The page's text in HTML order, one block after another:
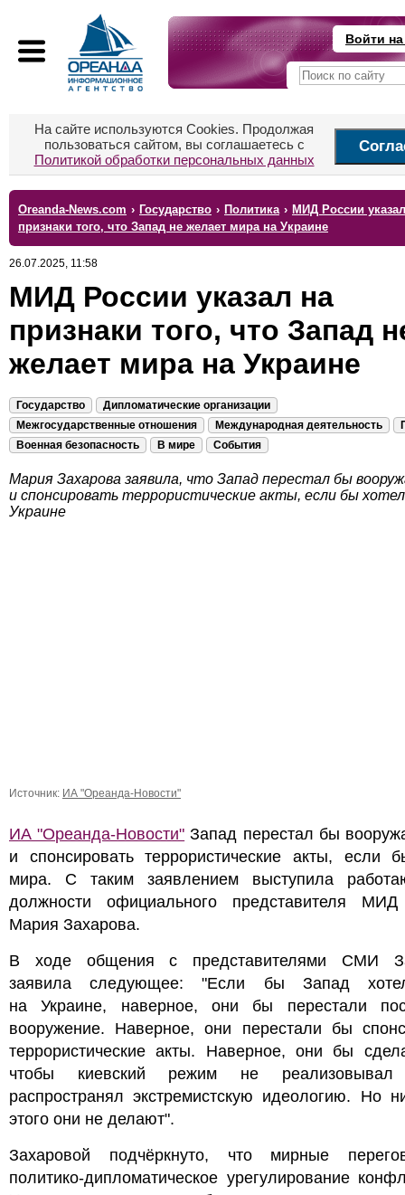
Войти
На сайте используются Cookies. Продолжая
пользоваться сайтом, вы соглашаетесь с
Политикой обработки персональных данных
Oreanda-News.com › Государство › Политика › МИД России
признаки того, что Запад не желает мира на Украине
26.07.2025, 11:58
МИД России указал на
признаки того, что Запад
желает мира на Украине
Государство
Дипломатические организации
Межгосударственные отношения
Международная деятельность
Военная безопасность
В мире События
Мария Захарова заявила, что Запад перестал бы
и спонсировать террористические акты, если бы
Украине
Источник: ИА "Ореанда-Новости"
ИА "Ореанда-Новости" Запад перестал бы
и спонсировать террористические акты, если
мира. С таким заявлением выступила
должности официального представителя МИД
Мария Захарова.
В ходе общения с представителями СМИ
заявила следующее: "Если бы Запад
на Украине, наверное, они бы перестали
вооружение. Наверное, они перестали бы
террористические акты. Наверное, они бы
чтобы киевский режим не
распространял экстремистскую идеологию. Но
этого они не делают".
Захаровой подчёркнуто, что мирные
политико-дипломатическое урегулирование